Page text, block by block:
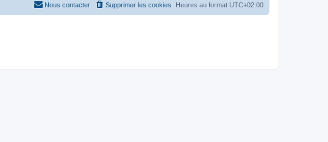
Heures au format UTC+02:00
Supprimer les cookies
Nous contacter